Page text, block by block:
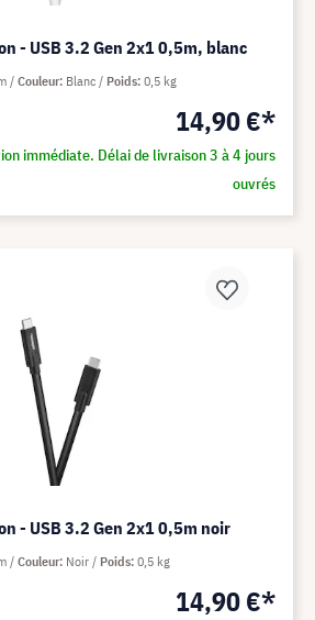
- USB 3.2 Gen 2x1 0,5m, blanc
14,90 €*
immédiate. Délai de livraison 3 à 4 jours
ouvrés
Couleur Blanc Poids 0,5 kg
- USB 3.2 Gen 2x1 0,5m noir
14,90 €*
Couleur Noir Poids 0,5 kg